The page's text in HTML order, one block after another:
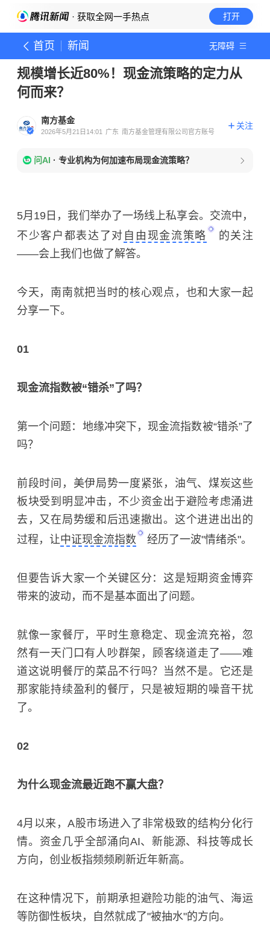
· 获取全网一手热点 打开
首页 新闻 无障碍
规模增长近80%！现金流策略的定力从
何而来？
南方基金
2026年5月21日14:01 广东 南方基金管理有限公司官方账号
关注
问AI · 专业机构为何加速布局现金流策略？
5月19日，我们举办了一场线上私享会。交流中，
不少客户都表达了对 自由现金流策略
的关注
——会上我们也做了解答。
今天，南南就把当时的核心观点，也和大家一起
分享一下。
01
现金流指数被“错杀”了吗？
第一个问题：地缘冲突下，现金流指数被“错杀”了
吗？
前段时间，美伊局势一度紧张，油气、煤炭这些
板块受到明显冲击，不少资金出于避险考虑涌进
去，又在局势缓和后迅速撤出。这个进进出出的
过程，让中证现金流指数 经历了一波"情绪杀"。
但要告诉大家一个关键区分：这是短期资金博弈
带来的波动，而不是基本面出了问题。
就像一家餐厅，平时生意稳定、现金流充裕，忽
然有一天门口有人吵群架，顾客绕道走了——难
道这说明餐厅的菜品不行吗？当然不是。它还是
那家能持续盈利的餐厅，只是被短期的噪音干扰
了。
02
为什么现金流最近跑不赢大盘？
4月以来，A股市场进入了非常极致的结构分化行
情。资金几乎全部涌向AI、新能源、科技等成长
方向， 创业板指频频刷新近年新高。
在这种情况下，前期承担避险功能的油气、海运
等防御性板块，自然就成了"被抽水"的方向。